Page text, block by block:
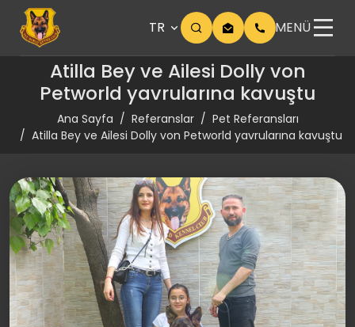
TR MENÜ
Atilla Bey ve Ailesi Dolly von
Petworld yavrularına kavuştu
Ana Sayfa Referanslar
Pet Referansları
Atilla Bey ve Ailesi Dolly von Petworld yavrularına kavuştu